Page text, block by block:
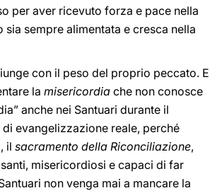
per aver ricevuto forza e pace nella
sempre alimentata e cresca nella
con il peso del proprio peccato. E
la misericordia che non conosce
anche nei Santuari durante il
evangelizzazione reale, perché
il sacramento della Riconciliazione,
misericordiosi e capaci di far
non venga mai a mancare la